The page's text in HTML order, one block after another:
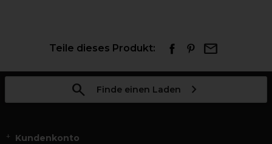
Teile dieses Produkt:
Finde einen Laden
Kundenkonto